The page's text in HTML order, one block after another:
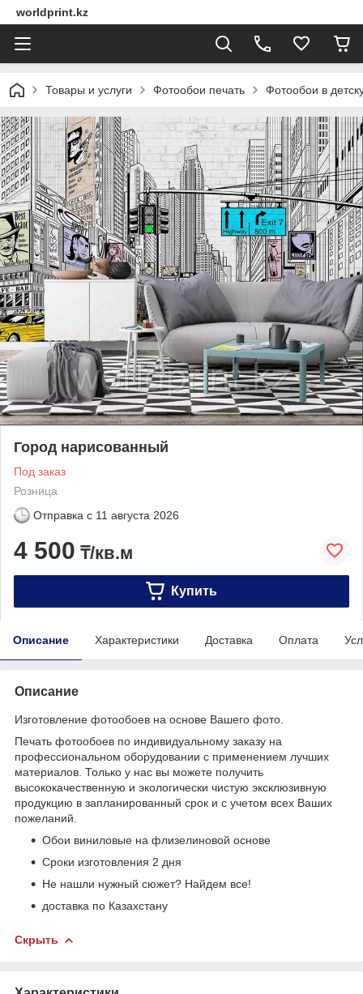
worldprint.kz
Товары и услуги Фотообои печать Фотообои в
Город нарисованный
Под заказ
Розница
Отправка с 11 августа 2026
4 500 ₸/кв.м
Купить
Описание Характеристики Доставка Оплата
Описание
Изготовление фотообоев на основе Вашего фото.
Печать фотообоев по индивидуальному заказу на
профессиональном оборудовании с применением лучших
материалов. Только у нас вы можете получить
высококачественную и экологически чистую эксклюзивную
продукцию в запланированный срок и с учетом всех Ваших
пожеланий.
Обои виниловые на флизелиновой основе
Сроки изготовления 2 дня
Не нашли нужный сюжет? Найдем все!
доставка по Казахстану
Скрыть